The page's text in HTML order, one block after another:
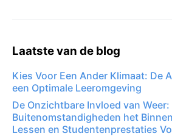
Laatste van de blog
Kies Voor Een Ander Klimaat: De
een Optimale Leeromgeving
De Onzichtbare Invloed van Weer:
Buitenomstandigheden het
Lessen en Studentenprestaties